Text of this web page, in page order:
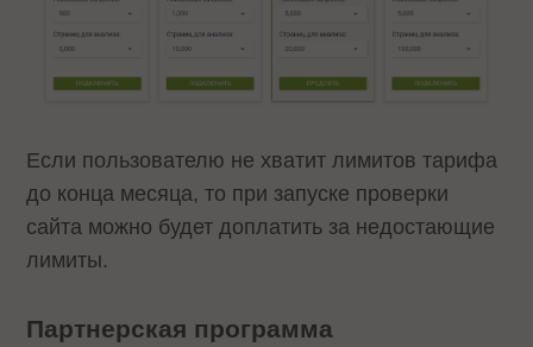
Если пользователю не хватит лимитов тарифа
до конца месяца, то при запуске проверки
сайта можно будет доплатить за недостающие
лимиты.
Партнерская программа